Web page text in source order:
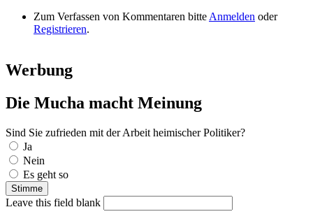
Zum Verfassen von Kommentaren bitte Anmelden oder
Registrieren.
Werbung
Die Mucha macht Meinung
Sind Sie zufrieden mit der Arbeit heimischer Politiker?
Auswahlmöglichkeiten
Ja
Nein
Es geht so
Leave this field blank